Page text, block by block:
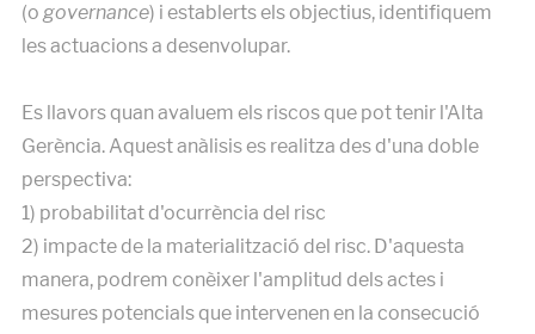
(o governance) i establerts els objectius, identifiquem
les actuacions a desenvolupar.
Es llavors quan avaluem els riscos que pot tenir l'Alta
Gerència. Aquest anàlisis es realitza des d'una doble
perspectiva:
1) probabilitat d'ocurrència del risc
2) impacte de la materialització del risc. D'aquesta
manera, podrem conèixer l'amplitud dels actes i
mesures potencials que intervenen en la consecució